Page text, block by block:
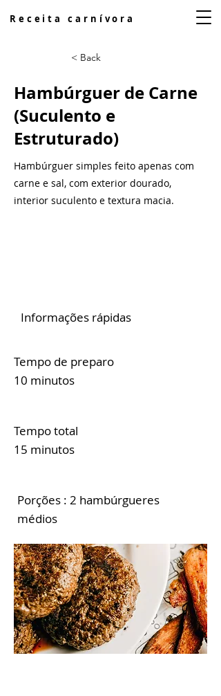
Receita carnívora
< Back
Hambúrguer de Carne
(Suculento e
Estruturado)
Hambúrguer simples feito apenas com
carne e sal, com exterior dourado,
interior suculento e textura macia.
Informações rápidas
Tempo de preparo
10 minutos
Tempo total
15 minutos
Porções : 2 hambúrgueres
médios